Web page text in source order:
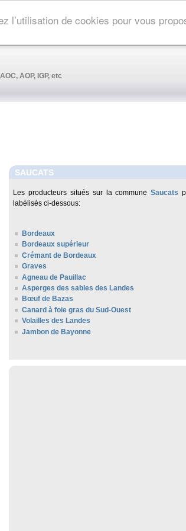
l’utilisation de cookies pour vous
AOP, IGP, etc
SAUCATS
Les producteurs situés sur la communeSaucats
labélisés ci-dessous:
Bordeaux
Bordeaux supérieur
Crémant de Bordeaux
Graves
Agneau de Pauillac
Asperges des sables des Landes
Bœuf de Bazas
Canard à foie gras du Sud-Ouest
Volailles des Landes
Jambon de Bayonne